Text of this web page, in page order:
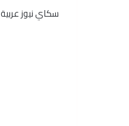
سكاي نيوز عربية